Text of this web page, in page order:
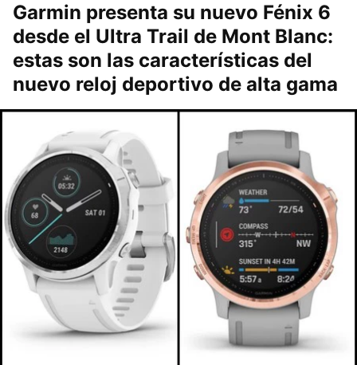
Garmin presenta su nuevo Fénix 6
desde el Ultra Trail de Mont Blanc:
estas son las características del
nuevo reloj deportivo de alta gama